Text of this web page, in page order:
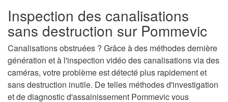
Inspection des canalisations
sans destruction sur Pommevic
Canalisations obstruées ? Grâce à des méthodes dernière
génération et à l'inspection vidéo des canalisations via des
caméras, votre problème est détecté plus rapidement et
sans destruction inutile. De telles méthodes d'investigation
et de diagnostic d'assainissement Pommevic vous